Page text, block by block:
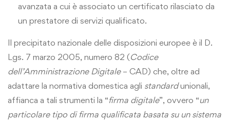
avanzata a cui è associato un certificato rilasciato da
un prestatore di servizi qualificato.
Il precipitato nazionale delle disposizioni europee è il D.
Lgs. 7 marzo 2005, numero 82 (Codice
dell’Amministrazione Digitale– CAD) che, oltre ad
adattare la normativa domestica agli standardunionali,
affianca a tali strumenti la “firma digitale”, ovvero “un
particolare tipo di firma qualificata basata su un sistema